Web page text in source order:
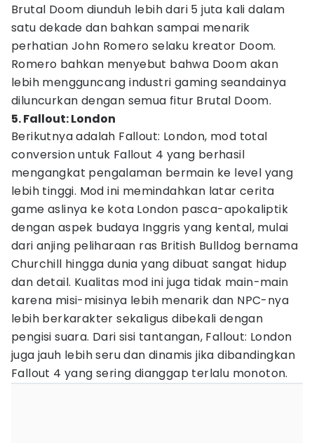
Brutal Doom diunduh lebih dari 5 juta kali dalam
satu dekade dan bahkan sampai menarik
perhatian John Romero selaku kreator Doom.
Romero bahkan menyebut bahwa Doom akan
lebih mengguncang industri gaming seandainya
diluncurkan dengan semua fitur Brutal Doom.
5. Fallout: London
Berikutnya adalah Fallout: London, mod total
conversion untuk Fallout 4 yang berhasil
mengangkat pengalaman bermain ke level yang
lebih tinggi. Mod ini memindahkan latar cerita
game aslinya ke kota London pasca-apokaliptik
dengan aspek budaya Inggris yang kental, mulai
dari anjing peliharaan ras British Bulldog bernama
Churchill hingga dunia yang dibuat sangat hidup
dan detail. Kualitas mod ini juga tidak main-main
karena misi-misinya lebih menarik dan NPC-nya
lebih berkarakter sekaligus dibekali dengan
pengisi suara. Dari sisi tantangan, Fallout: London
juga jauh lebih seru dan dinamis jika dibandingkan
Fallout 4 yang sering dianggap terlalu monoton.